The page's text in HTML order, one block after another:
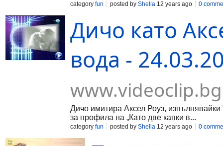
category fun posted by Shella 12 years ago 0
Дичо като
вода -
www.videoclip.bg
Дичо имитира Аксел Роуз,
за профила на „Като две капки в...
category fun posted by Shella 12 years ago 0